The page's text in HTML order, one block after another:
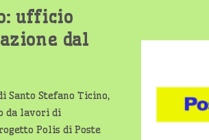
ufficio
dal
Santo Stefano Ticino,
da lavori di
Polis di Poste